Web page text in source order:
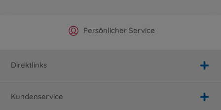
Offizieller Hersteller Shop
Persönlicher Service
Versandkostenfrei ab 25€
Schnelle Lieferung
Direktlinks
Kundenservice